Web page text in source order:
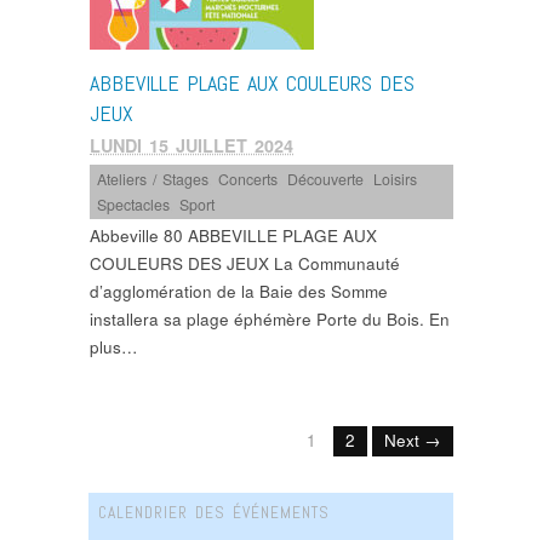
ABBEVILLE PLAGE AUX COULEURS DES
JEUX
LUNDI 15 JUILLET 2024
Ateliers / Stages ,Concerts Découverte Loisirs
Spectacles ,Sport
Abbeville 80 ABBEVILLE PLAGE AUX
COULEURS DES JEUX La Communauté
d’agglomération de la Baie des Somme
installera sa plage éphémère Porte du Bois. En
plus…
1 2 Next →
CALENDRIER DES ÉVÉNEMENTS